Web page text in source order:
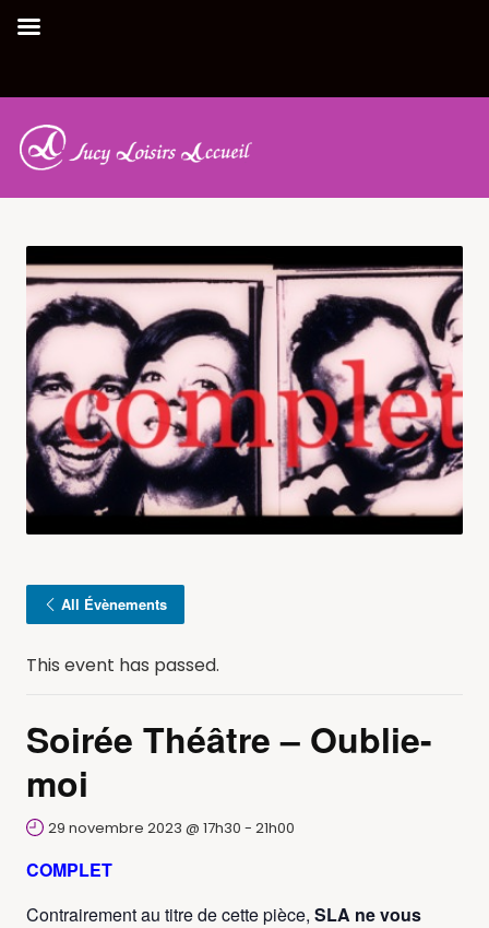
All Évènements
This event has passed.
Soirée Théâtre – Oublie-
moi
29 novembre 2023 @ 17h30 - 21h00
COMPLET
Contrairement au titre de cette pièce, SLA ne vous